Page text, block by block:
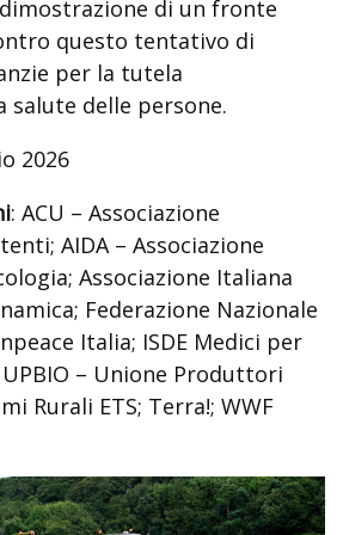
di un fronte
questo tentativo di
per la tutela
salute delle persone.
2026
: ACU – Associazione
AIDA – Associazione
Associazione Italiana
Federazione Nazionale
Italia; ISDE Medici per
UPBIO – Unione Produttori
Rurali ETS; Terra!; WWF